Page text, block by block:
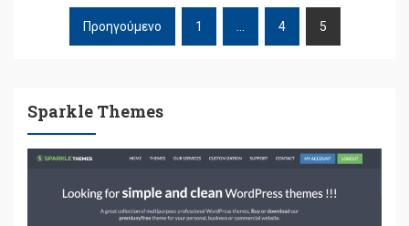
ΠΛΟΉΓΗΣΗ
Προηγούμενο 1 … 4 5
Sparkle Themes